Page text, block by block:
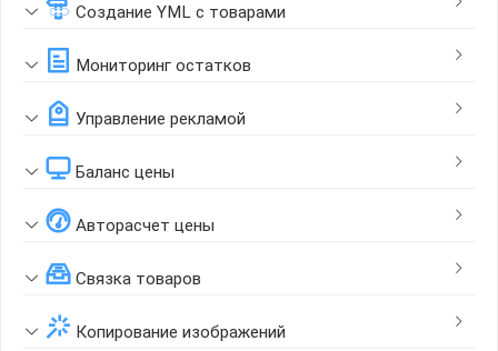
Создание YML с товарами
Мониторинг остатков
Управление рекламой
Баланс цены
Авторасчет цены
Связка товаров
Копирование изображений